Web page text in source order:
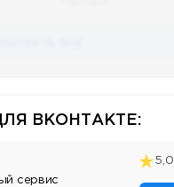
ВКОНТАКТЕ:
сервис
5,0